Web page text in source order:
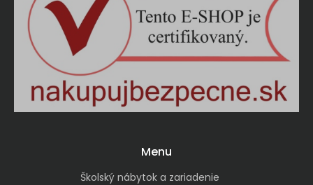
Menu
Školský nábytok a zariadenie